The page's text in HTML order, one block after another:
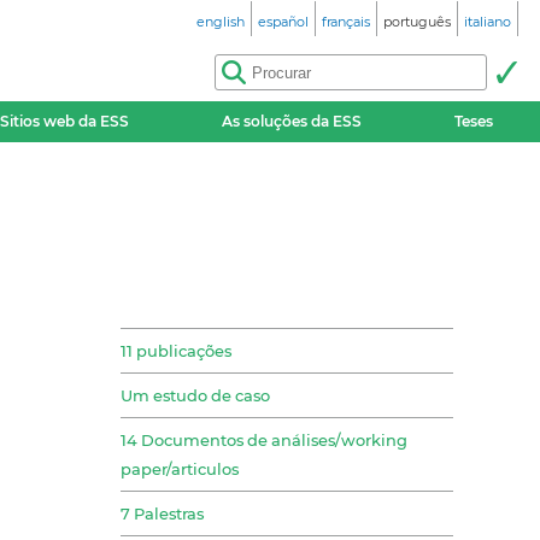
english español français português italiano
Sitios web da ESS As soluções da ESS Teses
11 publicações
Um estudo de caso
14 Documentos de análises/working
paper/articulos
7 Palestras